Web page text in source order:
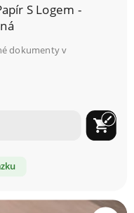
S Logem -
dokumenty v
shopping_cart
brush